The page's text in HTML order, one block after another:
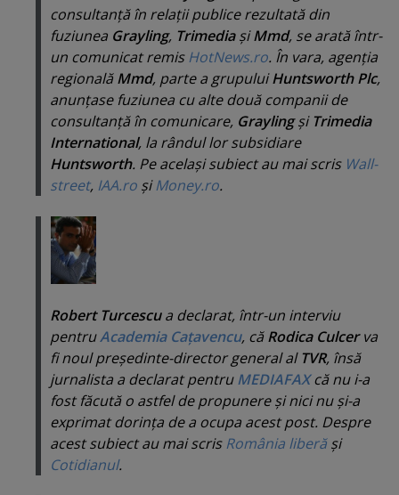
consultanţă în relaţii publice rezultată din
fuziunea Grayling, TrimediaşiMmd, se arată într-
un comunicat remisHotNews.ro. În vara, agenţia
regionalăMmd, parte a grupuluiHuntsworth Plc,
anunţase fuziunea cu alte două companii de
consultanţă în comunicare, Graylingşi Trimedia
International, la rândul lor subsidiare
Huntsworth. Pe acelaşi subiect au mai scris Wall-
street, IAA.ro şiMoney.ro.
Robert Turcescua declarat, într-un interviu
pentruAcademia Caţavencu, căRodica Culcerva
fi noul preşedinte-director general alTVR, însă
jurnalista a declarat pentruMEDIAFAXcă nu i-a
fost făcută o astfel de propunere şi nici nu şi-a
exprimat dorinţa de a ocupa acest post. Despre
acest subiect au mai scrisRomânia liberăşi
Cotidianul.